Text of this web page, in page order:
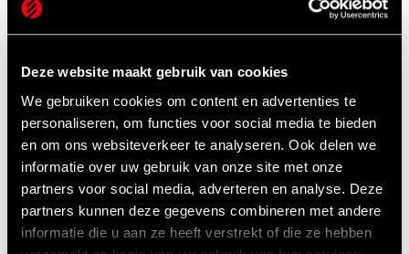
Deze website maakt gebruik van cookies
We gebruiken cookies om content en advertenties te
personaliseren, om functies voor social media te bieden
en om ons websiteverkeer te analyseren. Ook delen we
informatie over uw gebruik van onze site met onze
partners voor social media, adverteren en analyse. Deze
partners kunnen deze gegevens combineren met andere
informatie die u aan ze heeft verstrekt of die ze hebben
wind tensioner
BEKIJKEN
WSS / WSL
fundatie
tensioner
BEKIJKEN